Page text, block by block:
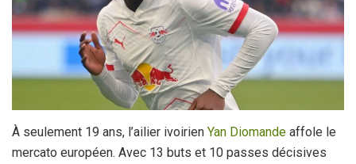
À seulement 19 ans, l’ailier ivoirien Yan Diomande affole le
mercato européen. Avec 13 buts et 10 passes décisives